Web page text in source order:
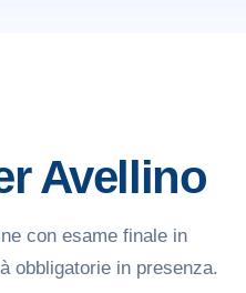
Avellino
con esame finale in
obbligatorie in presenza.